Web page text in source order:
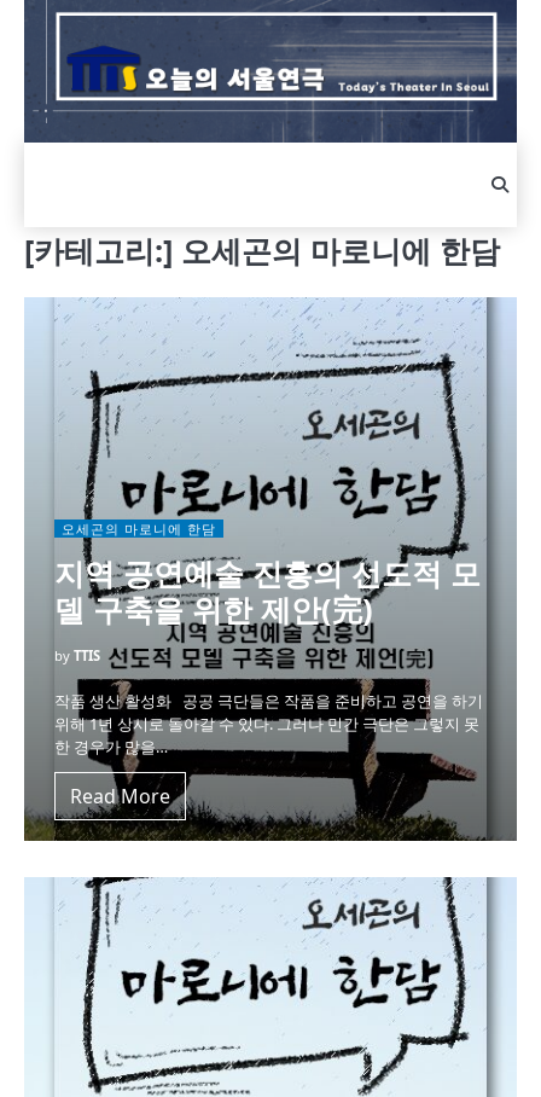
Skip
content
[카테고리:] 오세곤의 마로니에 한담
오세곤의 마로니에 한담
지역 공연예술 진흥의 선도적 모
델 구축을 위한 제안(完)
by TTIS
작품 생산 활성화 공공 극단들은 작품을 준비하고 공연을 하기
위해 1년 상시로 돌아갈 수 있다. 그러나 민간 극단은 그렇지 못
한 경우가 많을…
Read More